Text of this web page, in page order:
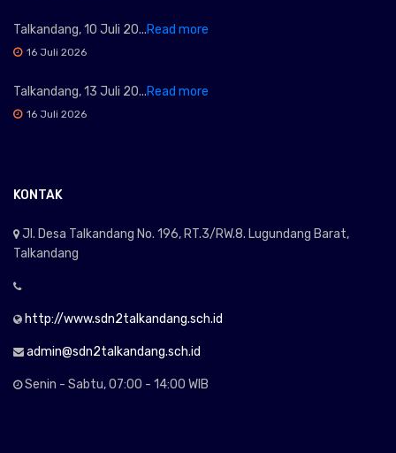
Talkandang, 10 Juli 20...Read more
16 Juli 2026
Talkandang, 13 Juli 20...Read more
16 Juli 2026
KONTAK
Jl. Desa Talkandang No. 196, RT.3/RW.8. Lugundang Barat,
Talkandang
http://www.sdn2talkandang.sch.id
admin@sdn2talkandang.sch.id
Senin - Sabtu, 07:00 - 14:00 WIB